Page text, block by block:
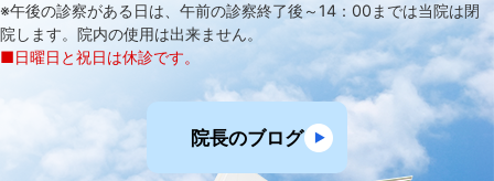
※午後の診察がある日は、午前の診察終了後～14：00までは当院は閉
院します。院内の使用は出来ません。
■日曜日と祝日は休診です。
院長のブログ